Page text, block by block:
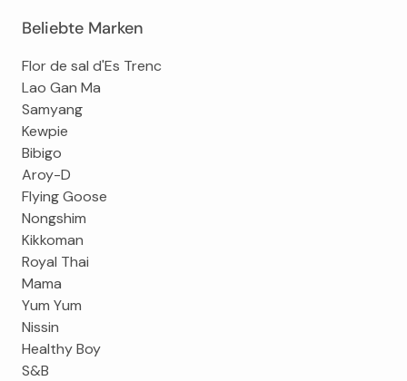
Beliebte Marken
Flor de sal d'Es Trenc
Lao Gan Ma
Samyang
Kewpie
Bibigo
Aroy-D
Flying Goose
Nongshim
Kikkoman
Royal Thai
Mama
Yum Yum
Nissin
Healthy Boy
S&B